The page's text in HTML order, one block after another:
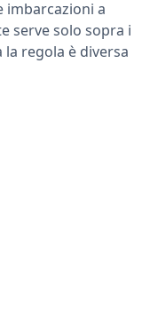
imbarcazioni a
serve solo sopra i
la regola è diversa